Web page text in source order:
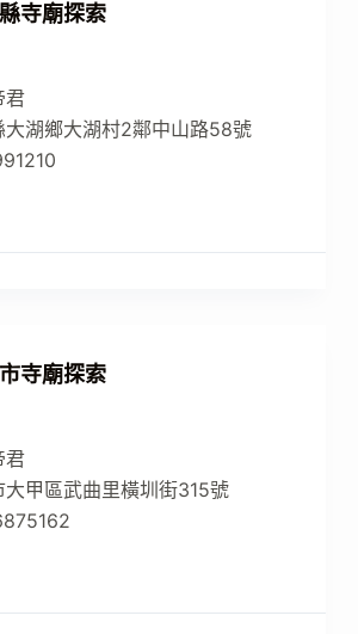
寺廟探索
君
大湖鄉大湖村2鄰中山路58號
寺廟探索
君
甲區武曲里橫圳街315號